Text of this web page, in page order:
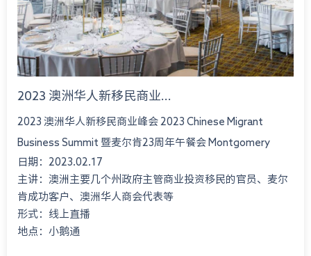
2023 澳洲华人新移民商业...
2023 澳洲华人新移民商业峰会 2023 Chinese Migrant
Business Summit 暨麦尔肯23周年午餐会 Montgomery
International Consultant 23rd An...
日期：2023.02.17
主讲：澳洲主要几个州政府主管商业投资移民的官员、麦尔
肯成功客户、澳洲华人商会代表等
形式：线上直播
地点：小鹅通